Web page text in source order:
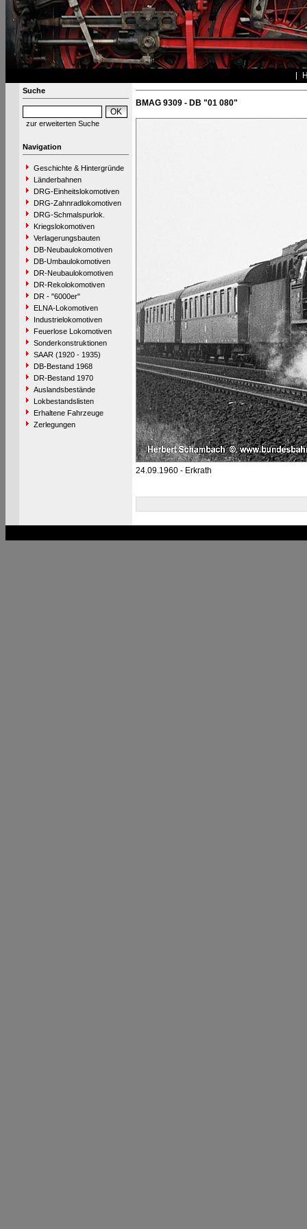
Suche
zur erweiterten Suche
Navigation
Geschichte & Hintergründe
Länderbahnen
DRG-Einheitslokomotiven
DRG-Zahnradlokomotiven
DRG-Schmalspurlok.
Kriegslokomotiven
Verlagerungsbauten
DB-Neubaulokomotiven
DB-Umbaulokomotiven
DR-Neubaulokomotiven
DR-Rekolokomotiven
DR - "6000er"
ELNA-Lokomotiven
Industrielokomotiven
Feuerlose Lokomotiven
Sonderkonstruktionen
SAAR (1920 - 1935)
DB-Bestand 1968
DR-Bestand 1970
Auslandsbestände
Lokbestandslisten
Erhaltene Fahrzeuge
Zerlegungen
BMAG 9309 - DB "01 080"
24.09.1960 - Erkrath